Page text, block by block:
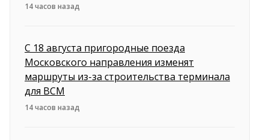
14 часов назад
С 18 августа пригородные поезда
Московского направления изменят
маршруты из-за строительства терминала
для ВСМ
14 часов назад